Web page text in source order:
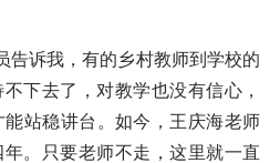
告诉我，有的乡村教师到学校的
下去了，对教学也没有信心，
站稳讲台。如今，王庆海老师
。只要老师不走，这里就一直